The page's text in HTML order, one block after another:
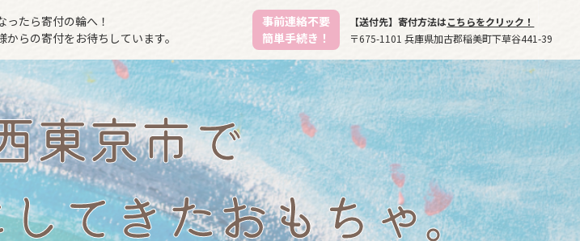
たら寄付の輪へ！
らの寄付をお待ちしています。
事前連絡不要
簡単手続き！
【送付先】寄付方法はこちらをクリック！
〒675-1101 兵庫県加古郡稲美町下草谷441-39
東京市で
てきたおもちゃ。